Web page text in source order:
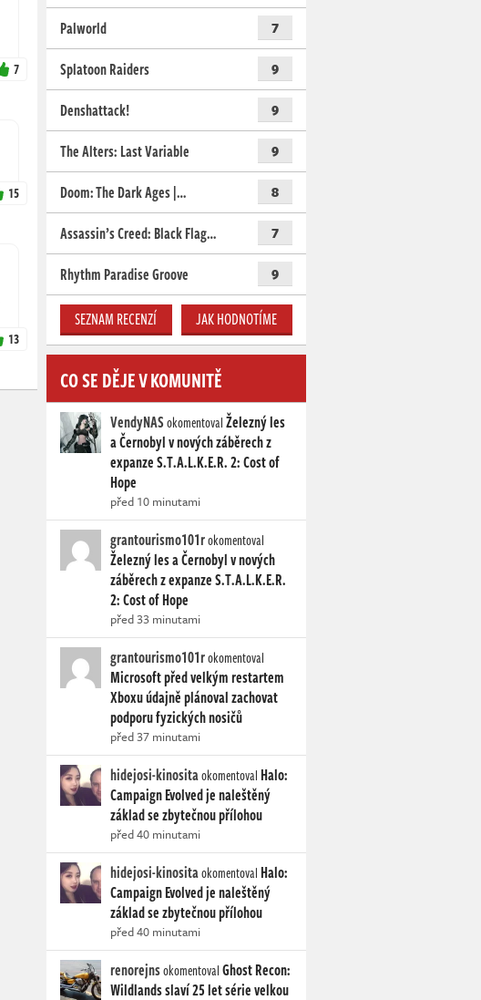
7
15
13
Palworld 7
Splatoon Raiders 9
Denshattack! 9
The Alters: Last Variable 9
Doom: The Dark Ages |… 8
Assassin’s Creed: Black Flag… 7
Rhythm Paradise Groove 9
SEZNAM RECENZÍ JAK HODNOTÍME
CO SE DĚJE V KOMUNITĚ
VendyNASokomentovalŽelezný les
a Černobyl v nových záběrech z
expanze S.T.A.L.K.E.R. 2: Cost of
Hope
před 10 minutami
grantourismo101rokomentoval
Železný les a Černobyl v nových
záběrech z expanze S.T.A.L.K.E.R.
2: Cost of Hope
před 33 minutami
grantourismo101rokomentoval
Microsoft před velkým restartem
Xboxu údajně plánoval zachovat
podporu fyzických nosičů
před 37 minutami
hidejosi-kinositaokomentoval Halo:
Campaign Evolved je naleštěný
základ se zbytečnou přílohou
před 40 minutami
hidejosi-kinositaokomentoval Halo:
Campaign Evolved je naleštěný
základ se zbytečnou přílohou
před 40 minutami
renorejnsokomentovalGhost Recon:
Wildlands slaví 25 let série velkou